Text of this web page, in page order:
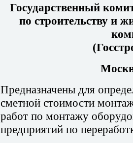
Государственный
по строительству и
Предназначены для
сметной стоимости
работ по монтажу
предприятий по